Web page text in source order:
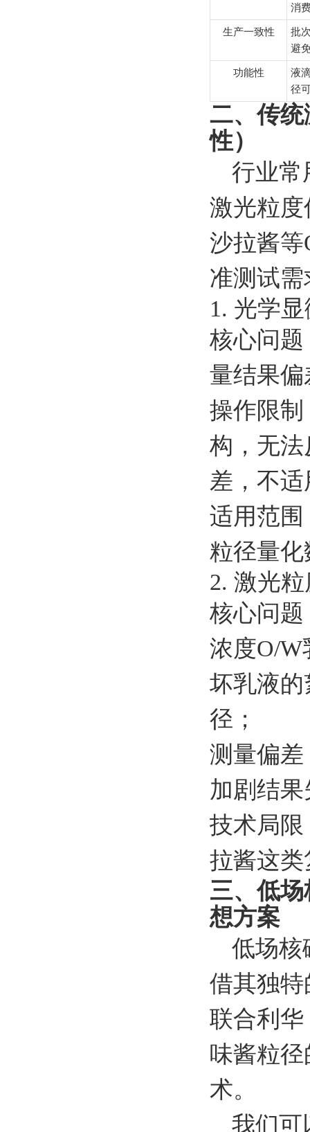
消
生产一致性
批
避
功能性
液
径
二、传
性）
行业常
激光粒
沙拉酱
准测试需
1. 光学
核心问
量结果
操作限
构，无
差，不
适用范
粒径量
2. 激光
核心问
浓度O/
坏乳液
径 ；
测量偏
加剧结
技术局
拉酱这
三、低
想方案
低场核
借其独
联合利华
味酱粒
术。
我们可